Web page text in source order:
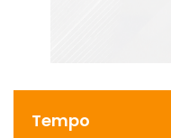
Tempo